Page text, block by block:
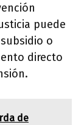
puede
o
directo
de